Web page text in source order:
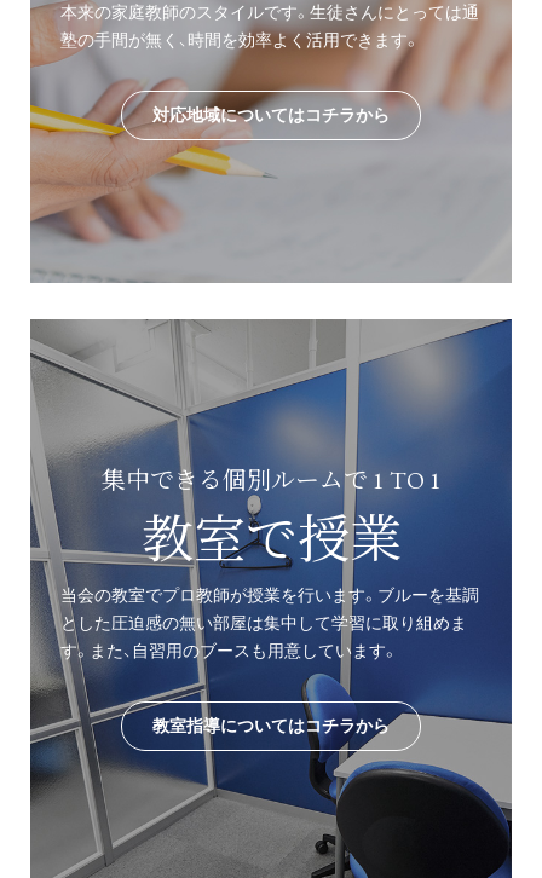
本来の家庭教師のスタイルです。生徒さんにとっては通
塾の手間が無く、時間を効率よく活用できます。
対応地域についてはコチラから
集中できる個別ルームで 1 TO 1
教室で授業
当会の教室でプロ教師が授業を行います。ブルーを基調
とした圧迫感の無い部屋は集中して学習に取り組めま
す。また、自習用のブースも用意しています。
教室指導についてはコチラから